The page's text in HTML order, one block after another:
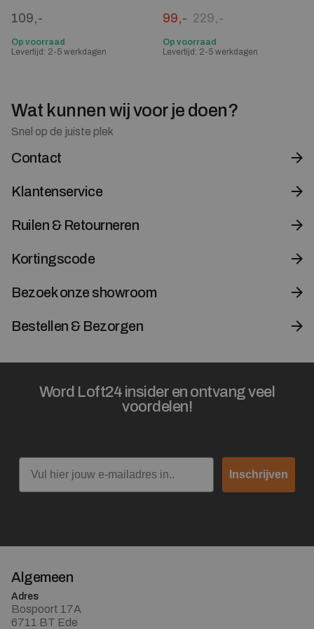
109,-
Op voorraad
Levertijd: 2-5 werkdagen
229,-
Oorspronkelijke prijs
99,-
Huidige prijs is: 99,-.
Op voorraad
Levertijd: 2-5 werkdagen
Wat kunnen wij voor je doen?
Snel op de juiste plek
Contact
Klantenservice
Ruilen & Retourneren
Kortingscode
Bezoek onze showroom
Bestellen & Bezorgen
Word Loft24 insider en ontvang veel
voordelen!
Email
Inschrijven
Algemeen
Adres
Bospoort 17A
6711 BT Ede